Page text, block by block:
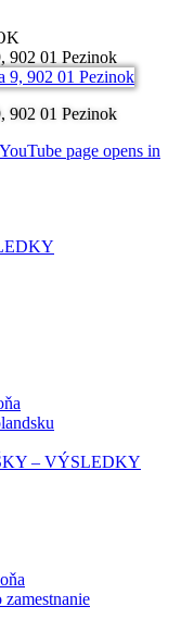
902 01 Pezinok
902 01 Pezinok
YouTube page opens in
– VÝSLEDKY